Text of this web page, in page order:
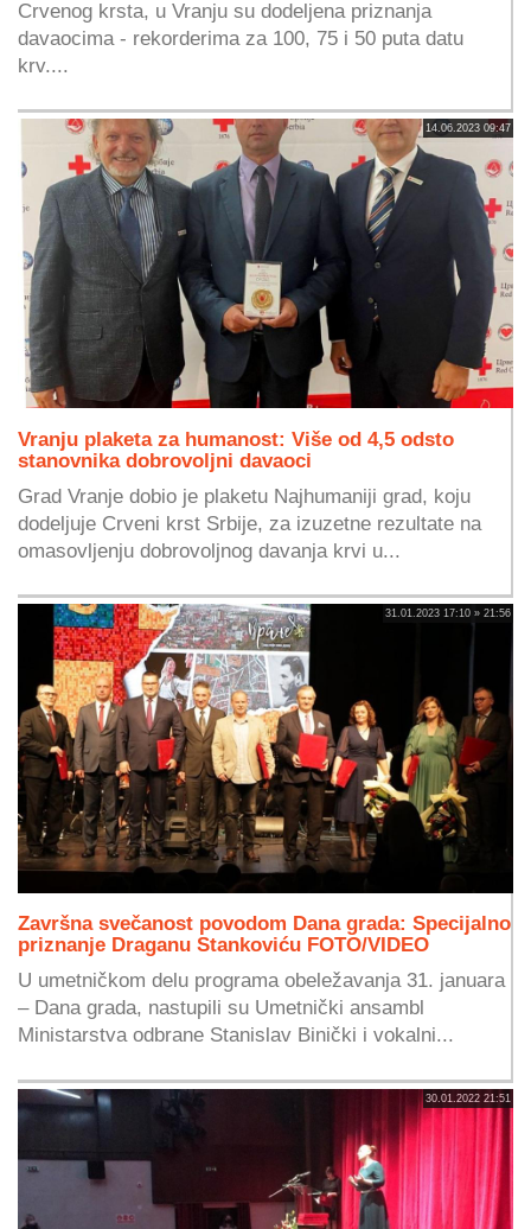
Crvenog krsta, u Vranju su dodeljena priznanja
davaocima - rekorderima za 100, 75 i 50 puta datu
krv....
14.06.2023 09:47
Vranju plaketa za humanost: Više od 4,5 odsto
stanovnika dobrovoljni davaoci
Grad Vranje dobio je plaketu Najhumaniji grad, koju
dodeljuje Crveni krst Srbije, za izuzetne rezultate na
omasovljenju dobrovoljnog davanja krvi u...
31.01.2023 17:10 » 21:56
Završna svečanost povodom Dana grada: Specijalno
priznanje Draganu Stankoviću FOTO/VIDEO
U umetničkom delu programa obeležavanja 31. januara
– Dana grada, nastupili su Umetnički ansambl
Ministarstva odbrane Stanislav Binički i vokalni...
30.01.2022 21:51